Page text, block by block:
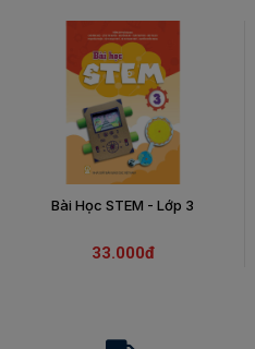
Bài Học STEM - Lớp 3
33.000đ